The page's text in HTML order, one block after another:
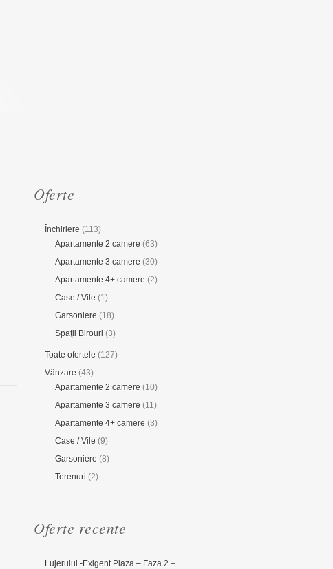
Oferte
Închiriere (113)
Apartamente 2 camere (63)
Apartamente 3 camere (30)
Apartamente 4+ camere (2)
Case / Vile (1)
Garsoniere (18)
Spaţii Birouri (3)
Toate ofertele (127)
Vânzare (43)
Apartamente 2 camere (10)
Apartamente 3 camere (11)
Apartamente 4+ camere (3)
Case / Vile (9)
Garsoniere (8)
Terenuri (2)
Oferte recente
Lujerului -Exigent Plaza – Faza 2 –